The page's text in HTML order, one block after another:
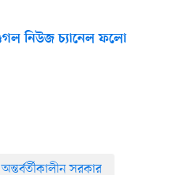
নিউজ চ্যানেল ফলো
অন্তর্বর্তীকালীন সরকার